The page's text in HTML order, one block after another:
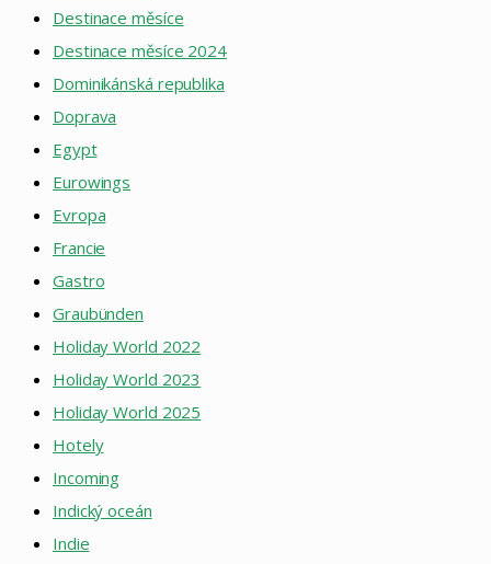
Destinace měsíce
Destinace měsíce 2024
Dominikánská republika
Doprava
Egypt
Eurowings
Evropa
Francie
Gastro
Graubünden
Holiday World 2022
Holiday World 2023
Holiday World 2025
Hotely
Incoming
Indický oceán
Indie